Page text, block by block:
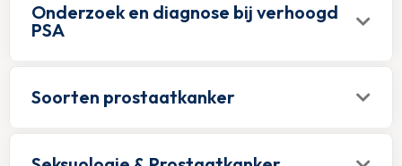
Onderzoek en diagnose bij verhoogd
PSA
Soorten prostaatkanker